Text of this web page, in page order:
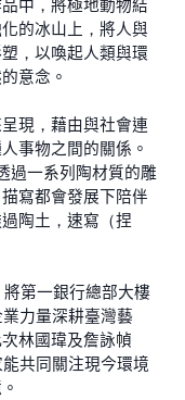
的冰山上，將人與
，以喚起人類與環
意念。
現，藉由與社會連
事物之間的關係。
過一系列陶材質的雕
寫都會發展下陪伴
陶土，速寫（捏
第一銀行總部大樓
力量深耕臺灣藝
林國瑋及詹詠幀
共同關注現今環境